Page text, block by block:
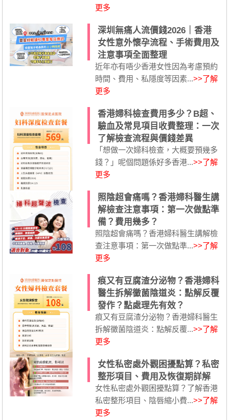
更多
深圳無痛人流價錢2026｜香港
女性意外懷孕流程、手術費用及
注意事項全面整理
近年亦有唔少香港女性因為考慮預約
時間、費用、私隱度等因素...>>了解
更多
香港婦科檢查費用多少？B超、
驗血及常見項目收費整理：一次
了解檢查流程與價錢差異
「想做一次婦科檢查，大概要預幾多
錢？」呢個問題係好多香港...>>了解
更多
照陰超會痛嗎？香港婦科醫生講
解檢查注意事項：第一次做點準
備？費用幾多？
照陰超會痛嗎？香港婦科醫生講解檢
查注意事項：第一次做點準...>>了解
更多
痕又有豆腐渣分泌物？香港婦科
醫生拆解黴菌陰道炎：點解反覆
發作？點處理先有效？
痕又有豆腐渣分泌物？香港婦科醫生
拆解黴菌陰道炎：點解反覆...>>了解
更多
女性私密處外觀困擾點算？私密
整形項目、費用及恢復期詳解
女性私密處外觀困擾點算？了解香港
私密整形項目、陰唇縮小費...>>了解
更多